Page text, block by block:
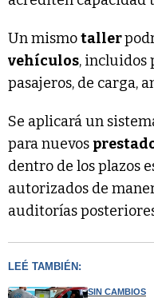
Un mismotaller
vehículos, incluidos
pasajeros, de carga,
Se aplicará un
para nuevos
dentro de los plazos
autorizados de
auditorías
LEÉ TAMBIÉN:
SIN CAMBIOS